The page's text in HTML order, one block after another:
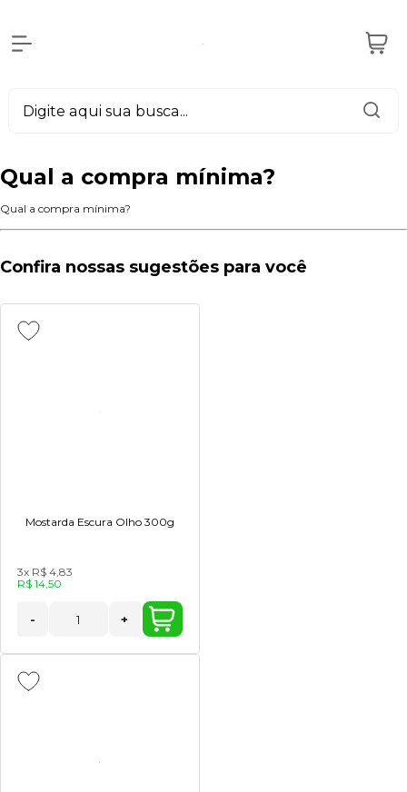
Qual a compra mínima?
Qual a compra mínima?
Confira nossas sugestões para você
Mostarda Escura Olho 300g
3x R$ 4,83
R$ 14,50
- +